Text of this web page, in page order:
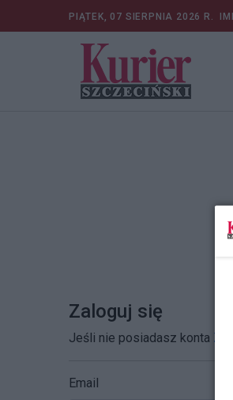
PIĄTEK, 07 SIERPNIA 2026 R.
Zaloguj się
Jeśli nie posiadasz konta
Email